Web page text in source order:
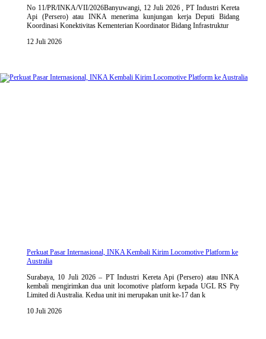
No 11/PR/INKA/VII/2026Banyuwangi, 12 Juli 2026 , PT Industri Kereta
Api (Persero) atau INKA menerima kunjungan kerja Deputi Bidang
Koordinasi Konektivitas Kementerian Koordinator Bidang Infrastruktur
12 Juli 2026
Perkuat Pasar Internasional, INKA Kembali Kirim Locomotive Platform ke
Australia
Surabaya, 10 Juli 2026 – PT Industri Kereta Api (Persero) atau INKA
kembali mengirimkan dua unit locomotive platform kepada UGL RS Pty
Limited di Australia. Kedua unit ini merupakan unit ke-17 dan k
10 Juli 2026